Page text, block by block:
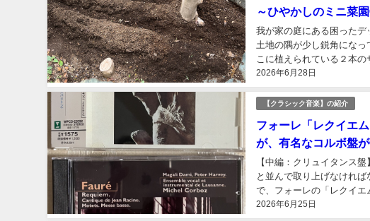
～ひやかしのミニ菜
2026年6月28日
我が家の庭にある困ったデ
土地の隅が少し鋭角にな
こに植えられている２本
っていた。 このサザンカ
【クラシック音楽】の紹介
フォーレ「レクイエ
が、有名なコルボ盤
2026年6月25日
【中編：クリュイタンス
と並んで取り上げなけれ
で、フォーレの「レクイエ
聴いてみても、やっぱりこ